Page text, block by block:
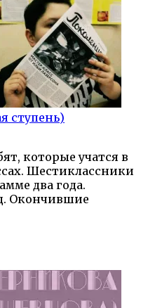
ступень)
которые учатся в
Шестиклассники
два года.
Окончившие